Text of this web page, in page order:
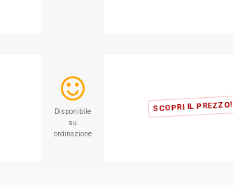
SCOPRI IL PREZZO!
Disponibile
su
ordinazione